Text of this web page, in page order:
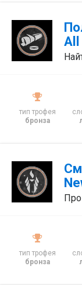
All
тип трофея
бронза
тип трофея
бронза